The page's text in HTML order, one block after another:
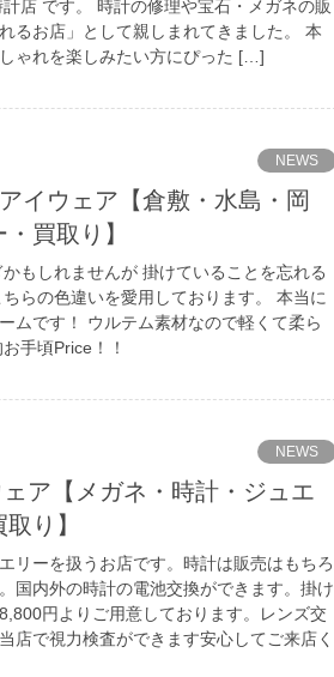
店 です。 時計の修理や宝石・メガネの販
るお店」として親しまれてきました。 本
ゃれを楽しみたい方にぴった […]
NEWS
イウェア【倉敷・水島・岡
買取り】
もしれませんが 掛けていることを忘れる
らの色違いを愛用しております。 本当に
ムです！ ウルテム素材なので軽くて柔ら
手頃Price！！
NEWS
ア【メガネ・時計・ジュエ
り】
リーを扱うお店です。時計は販売はもちろ
国内外の時計の電池交換ができます。掛け
円よりご用意しております。レンズ交
店で視力検査ができます安心してご来店く